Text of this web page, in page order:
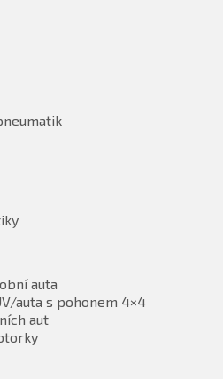
auta
auta s pohonem 4×4
aut